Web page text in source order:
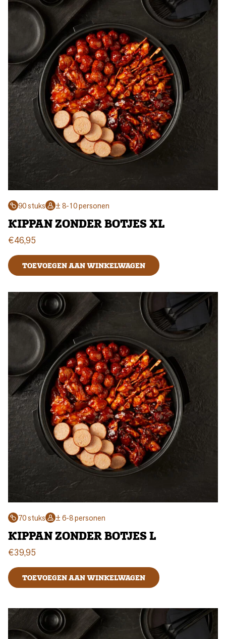
90 stuks ± 8-10 personen
KIPPAN ZONDER BOTJES XL
€46,95
TOEVOEGEN AAN WINKELWAGEN
70 stuks ± 6-8 personen
KIPPAN ZONDER BOTJES L
€39,95
TOEVOEGEN AAN WINKELWAGEN